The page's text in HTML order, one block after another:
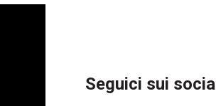
Seguici sui social